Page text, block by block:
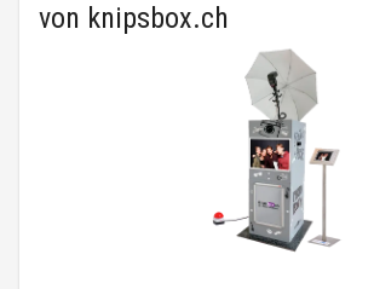
von knipsbox.ch